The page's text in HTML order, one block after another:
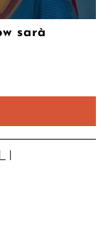
sarà